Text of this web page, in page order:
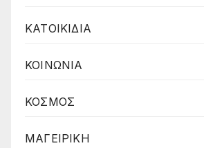
ΚΑΤΟΙΚΙΔΙΑ
ΚΟΙΝΩΝΙΑ
ΚΟΣΜΟΣ
ΜΑΓΕΙΡΙΚΗ